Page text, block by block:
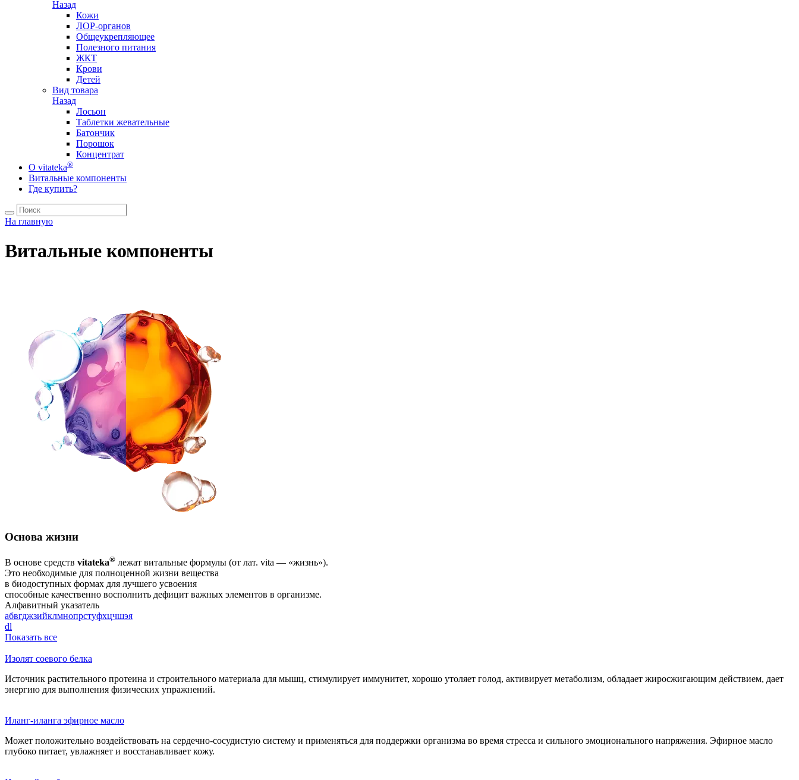
Назад
Кожи
ЛОР-органов
Общеукрепляющее
Полезного питания
ЖКТ
Крови
Детей
Вид товара
Назад
Лосьон
Таблетки жевательные
Батончик
Порошок
Концентрат
О vitateka®
Витальные компоненты
Где купить?
На главную
Витальные компоненты
Основа жизни
В основе средств vitateka® лежат витальные формулы (от лат. vita — «жизнь»).
Это необходимые для полноценной жизни вещества
в биодоступных формах для лучшего усвоения
способные качественно восполнить дефицит важных элементов в организме.
Алфавитный указатель
абвгджзийклмнопрстуфхцчшэя
dl
Показать все
Изолят соевого белка
Источник растительного протеина и строительного материала для мышц, стимулирует иммунитет, хорошо утоляет голод, активирует метаболизм, обладает жиросжигающим действием, дает
энергию для выполнения физических упражнений.
Иланг-иланга эфирное масло
Может положительно воздействовать на сердечно-сосудистую систему и применяться для поддержки организма во время стресса и сильного эмоционального напряжения. Эфирное масло
глубоко питает, увлажняет и восстанавливает кожу.